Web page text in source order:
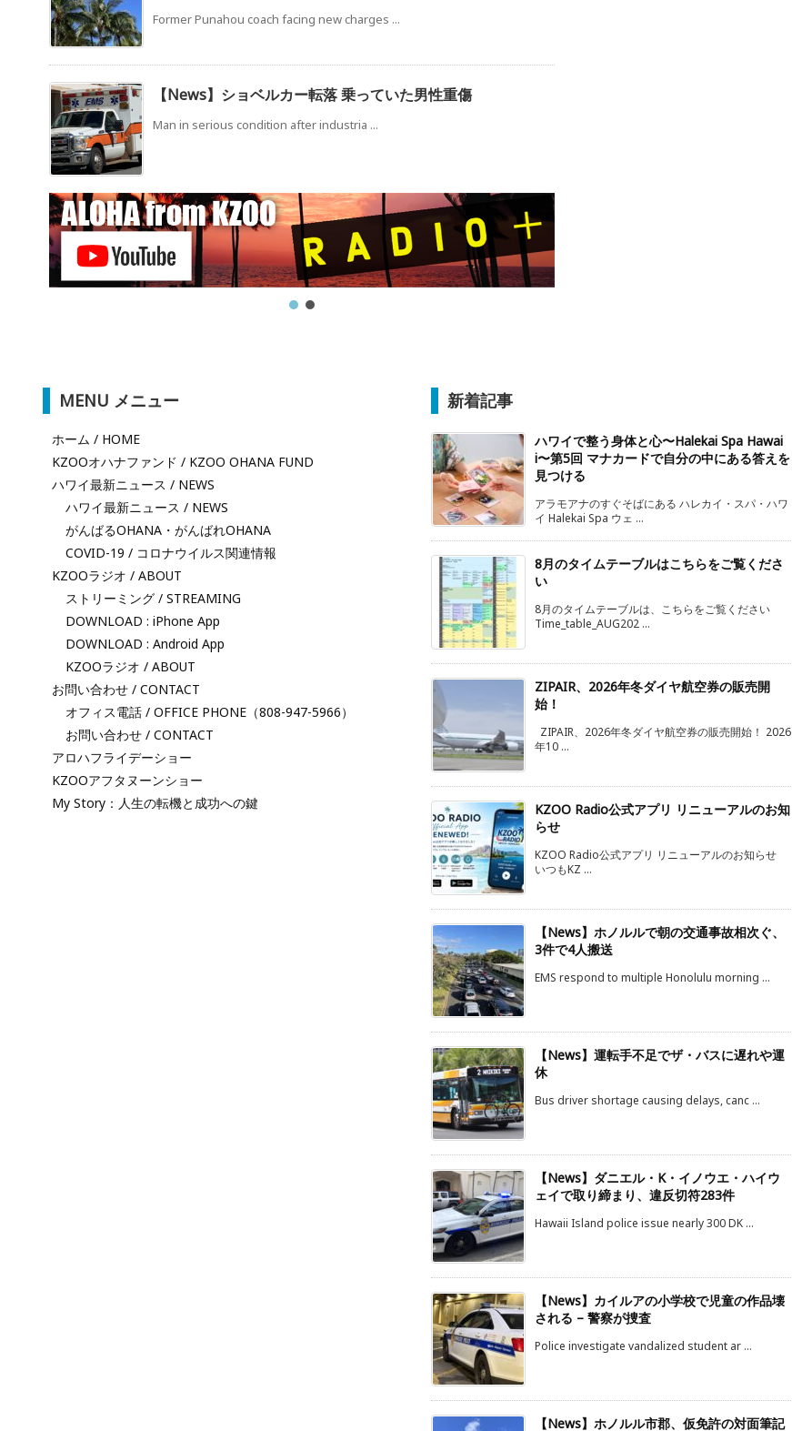
Former Punahou coach facing new charges ...
【News】ショベルカー転落 乗っていた男性重傷
Man in serious condition after industria ...
MENU メニュー
ホーム / HOME
KZOOオハナファンド / KZOO OHANA FUND
ハワイ最新ニュース / NEWS
ハワイ最新ニュース / NEWS
がんばるOHANA・がんばれOHANA
COVID-19 / コロナウイルス関連情報
KZOOラジオ / ABOUT
ストリーミング / STREAMING
DOWNLOAD : iPhone App
DOWNLOAD : Android App
KZOOラジオ / ABOUT
お問い合わせ / CONTACT
オフィス電話 / OFFICE PHONE（808-947-5966）
お問い合わせ / CONTACT
アロハフライデーショー
KZOOアフタヌーンショー
My Story：人生の転機と成功への鍵
新着記事
ハワイで整う身体と心〜Halekai Spa Hawai
i〜第5回 マナカードで自分の中にある答えを
見つける
アラモアナのすぐそばにある ハレカイ・スパ・ハワ
イ Halekai Spa ウェ ...
8月のタイムテーブルはこちらをご覧くださ
い
8月のタイムテーブルは、こちらをご覧ください
Time_table_AUG202 ...
ZIPAIR、2026年冬ダイヤ航空券の販売開
始！
ZIPAIR、2026年冬ダイヤ航空券の販売開始！ 2026
年10 ...
KZOO Radio公式アプリ リニューアルのお知
らせ
KZOO Radio公式アプリ リニューアルのお知らせ
いつもKZ ...
【News】ホノルルで朝の交通事故相次ぐ、
3件で4人搬送
EMS respond to multiple Honolulu morning ...
【News】運転手不足でザ・バスに遅れや運
休
Bus driver shortage causing delays, canc ...
【News】ダニエル・K・イノウエ・ハイウ
ェイで取り締まり、違反切符283件
Hawaii Island police issue nearly 300 DK ...
【News】カイルアの小学校で児童の作品壊
される – 警察が捜査
Police investigate vandalized student ar ...
【News】ホノルル市郡、仮免許の対面筆記